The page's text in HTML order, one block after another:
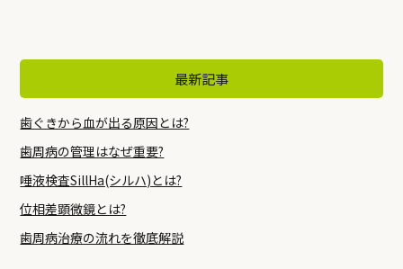
最新記事
歯ぐきから血が出る原因とは?
歯周病の管理はなぜ重要?
唾液検査SillHa(シルハ)とは?
位相差顕微鏡とは?
歯周病治療の流れを徹底解説